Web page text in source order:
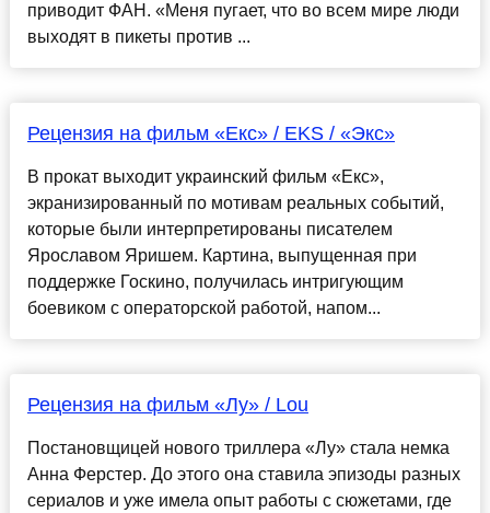
приводит ФАН. «Меня пугает, что во всем мире люди
выходят в пикеты против ...
Рецензия на фильм «Екс» / EKS / «Экс»
В прокат выходит украинский фильм «Екс»,
экранизированный по мотивам реальных событий,
которые были интерпретированы писателем
Ярославом Яришем. Картина, выпущенная при
поддержке Госкино, получилась интригующим
боевиком с операторской работой, напом...
Рецензия на фильм «Лу» / Lou
Постановщицей нового триллера «Лу» стала немка
Анна Ферстер. До этого она ставила эпизоды разных
сериалов и уже имела опыт работы с сюжетами, где